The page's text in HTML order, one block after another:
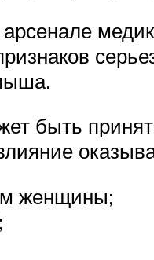
быть
женщины;